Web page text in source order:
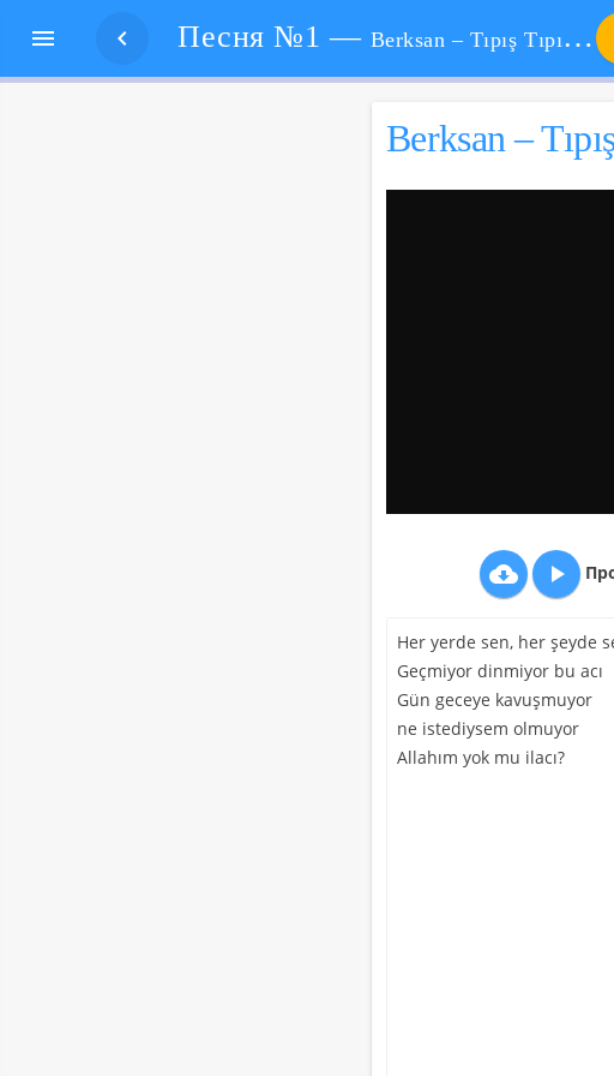
  Песня №1 — Berksan – Tıpış Tıpış. Берксан – Топ-топ
Berksan –
 
Her yerde sen, her şeyde
Geçmiyor dinmiyor bu acı
Gün geceye kavuşmuyor
ne istediysem olmuyor
Allahım yok mu ilacı?